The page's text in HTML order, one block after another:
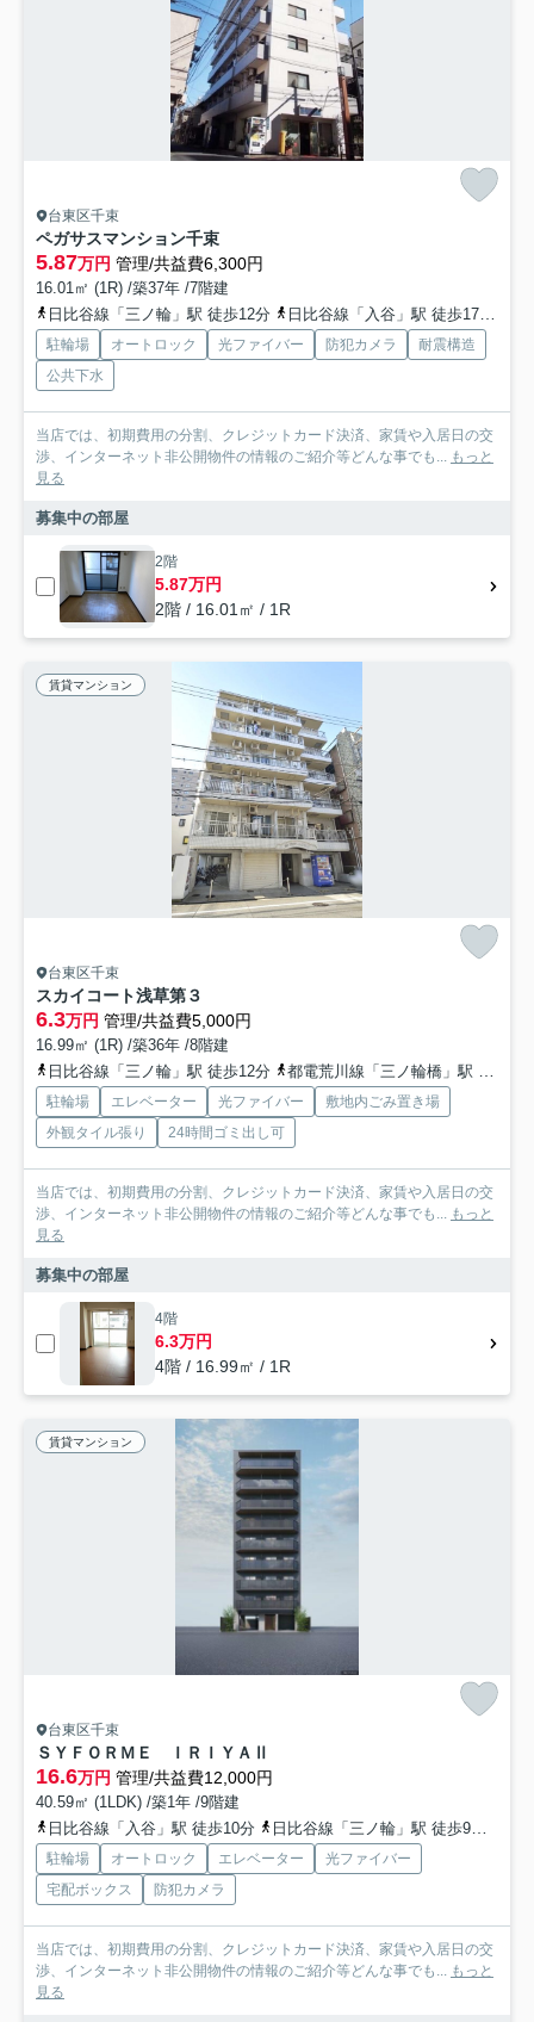
台東区千束
ペガサスマンション千束
5.87万円 管理/共益費6,300円
16.01㎡ (1R) /築37年 /7階建
日比谷線「三ノ輪」駅 徒歩12分
日比谷線「入谷」駅 徒歩17分
駐輪場 オートロック 光ファイバー 防犯カメラ
耐震構造
公共下水
当店では、初期費用の分割、クレジットカード決済、家賃や入居日の交
渉、インターネット非公開物件の情報のご紹介等どんな事でも... もっと
見る
募集中の部屋
2階
5.87万円
2階 / 16.01㎡ / 1R
賃貸マンション
台東区千束
スカイコート浅草第３
6.3万円 管理/共益費5,000円
16.99㎡ (1R) /築36年 /8階建
日比谷線「三ノ輪」駅 徒歩12分
都電荒川線「三ノ輪橋」駅 徒歩15分
駐輪場 エレベーター 光ファイバー
敷地内ごみ置き場
外観タイル張り
24時間ゴミ出し可
当店では、初期費用の分割、クレジットカード決済、家賃や入居日の交
渉、インターネット非公開物件の情報のご紹介等どんな事でも... もっと
見る
募集中の部屋
4階
6.3万円
4階 / 16.99㎡ / 1R
賃貸マンション
台東区千束
ＳＹＦＯＲＭＥ ＩＲＩＹＡⅡ
16.6万円 管理/共益費12,000円
40.59㎡ (1LDK) /築1年 /9階建
日比谷線「入谷」駅 徒歩10分
日比谷線「三ノ輪」駅 徒歩9分
駐輪場 オートロック エレベーター
光ファイバー
宅配ボックス
防犯カメラ
当店では、初期費用の分割、クレジットカード決済、家賃や入居日の交
渉、インターネット非公開物件の情報のご紹介等どんな事でも... もっと
見る